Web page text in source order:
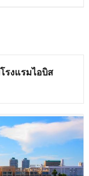
รงแรมไอบิส